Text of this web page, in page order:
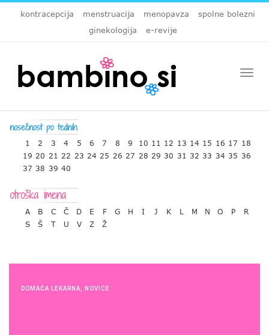
kontracepcija menstruacija menopavza
spolne bolezni
ginekologija
e-revije
1 2 3 4 5 6 7 8 9 10 11 12 13 14 15 16 17 18
19 20 21 22 23 24 25 26 27 28 29 30 31 32 33 34 35 36
37 38 39 40
A B C Č D E F G H I J K L M N O P
R
S
Š T U V Z Ž
DOMAČA LEKARNA NOVICE